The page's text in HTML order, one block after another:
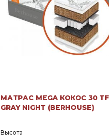
МАТРАС MEGA КОКОС 30
GRAY NIGHT (BERHOUSE)
Высота